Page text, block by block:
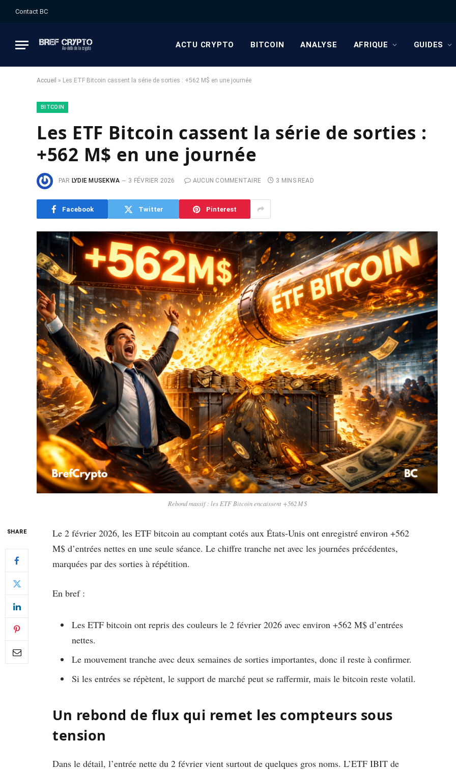
Contact BC
ACTU CRYPTO BITCOIN ANALYSE AFRIQUE GUIDES
Accueil » Les ETF Bitcoin cassent la série de sorties : +562 M$ en une journée
BITCOIN
Les ETF Bitcoin cassent la série de sorties :
+562 M$ en une journée
PAR LYDIE MUSEKWA 3 FÉVRIER 2026 AUCUN COMMENTAIRE 3 MINS READ
Facebook Twitter Pinterest
Rebond massif : les ETF Bitcoin encaissent +562 M $
SHARE
Le 2 février 2026, les ETF bitcoin au comptant cotés aux États-Unis ont enregistré environ +562
M$ d’entrées nettes en une seule séance. Le chiffre tranche net avec les journées précédentes,
marquées par des sorties à répétition.
En bref :
Les ETF bitcoin ont repris des couleurs le 2 février 2026 avec environ +562 M$ d’entrées
nettes.
Le mouvement tranche avec deux semaines de sorties importantes, donc il reste à confirmer.
Si les entrées se répètent, le support de marché peut se raffermir, mais le bitcoin reste volatil.
Un rebond de flux qui remet les compteurs sous
tension
Dans le détail, l’entrée nette du 2 février vient surtout de quelques gros noms. L’ETF IBIT de